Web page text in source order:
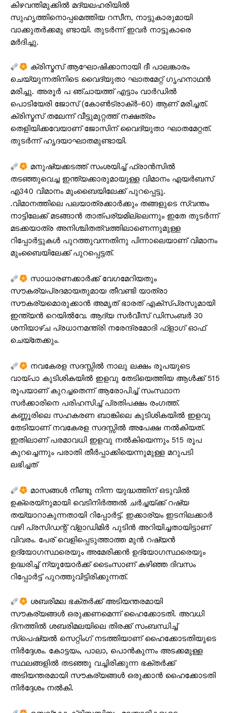
കിഴവന്തിമുക്കിൽ മദ്യലഹരിയിൽ
സുഹൃത്തിനൊപ്പമെത്തിയ റസീന, നാട്ടുകാരുമായി
വാക്കുതർക്കമു ണ്ടായി. തുടർന്ന് ഇവർ നാട്ടുകാരെ
മർദിച്ചു.
ക്രിസ്മസ് ആഘോഷിക്കാനായി ദീ പാലങ്കാരം
ചെയ്യുന്നതിനിടെ വൈദ്യുതാ ഘാതമേറ്റ് ഗൃഹനാഥൻ
മരിച്ചു. അരൂർ പ ഞ്ചായത്ത് എട്ടാം വാർഡിൽ
പൊടിയേരി ജോസ് (കോൺട്രാക്‌ർ-60) ആണ് മരിച്ചത്.
ക്രിസ്മസ് തലേന്ന് വീട്ടുമുറ്റത്ത് നക്ഷത്രം
തെളിയിക്കവേയാണ് ജോസിന് വൈദ്യുതാ ഘാതമേറ്റത്.
തുടർന്ന് ഹൃദയാഘാതമുണ്ടായി.
മനുഷ്യക്കടത്ത് സംശയിച്ച് ഫ്രാന്‍സില്‍
തടഞ്ഞുവെച്ച ഇന്ത്യക്കാരുമായുള്ള വിമാനം എയര്‍ബസ്
എ340 വിമാനം മുംബൈയിലേക്ക് പുറപ്പെട്ടു.
.വിമാനത്തിലെ പലയാത്രക്കാര്‍ക്കും തങ്ങളുടെ സ്വന്തം
നാട്ടിലേക്ക് മടങ്ങാന്‍ താത്പര്യമില്ലെന്നും ഇതേ തുടര്‍ന്ന്
മടക്കയാത്ര അനിശ്ചിതത്വത്തിലാണെന്നുമുള്ള
റിപ്പോര്‍ട്ടുകള്‍ പുറത്തുവന്നതിനു പിന്നാലെയാണ് വിമാനം
മുംബൈയിലേക്ക് പുറപ്പെട്ടത്.
സാധാരണക്കാര്‍ക്ക് വേഗമേറിയതും
സൗകര്യപ്രദമായതുമായ തീവണ്ടി യാത്രാ
സൗകര്യമൊരുക്കാന്‍ അമൃത് ഭാരത് എക്‌സ്പ്രസുമായി
ഇന്ത്യന്‍ റെയില്‍വേ. ആദ്യ സര്‍വീസ് ഡിസംബര്‍ 30
ശനിയാഴ്ച പ്രധാനമന്ത്രി നരേന്ദ്രമോദി ഫ്‌ളാഗ് ഓഫ്
ചെയ്‌തേക്കും.
നവകേരള സദസ്സിൽ നാലു ലക്ഷം രൂപയുടെ
വായ്‌പാ കുടിശികയിൽ ഇളവു തേടിയെത്തിയ ആൾക്ക് 515
രൂപയാണ് കുറച്ചതെന്ന് ആരോപിച്ച് സംസ്ഥാന
സർക്കാരിനെ പരിഹസിച്ച് പ്രതിപക്ഷം രംഗത്ത്.
കണ്ണൂരിലെ സഹകരണ ബാങ്കിലെ കുടിശികയിൽ ഇളവു
തേടിയാണ് നവകേരള സദസ്സിൽ അപേക്ഷ നല്‍കിയത്.
ഇതിലാണ് പരമാവധി ഇളവു നൽകിയെന്നും 515 രൂപ
കുറച്ചെന്നും പരാതി തീർപ്പാക്കിയെന്നുമുള്ള മറുപടി
ലഭിച്ചത്
മാസങ്ങള്‍ നീണ്ടു നിന്ന യുദ്ധത്തിന് ഒടുവില്‍
ഉക്രെയ്നുമായി വെടിനിര്‍ത്തല്‍ ചര്‍ച്ചയ്ക്ക് റഷ്യ
തയ്യാറാകുന്നതായി റിപ്പോര്‍ട്ട്. ഇക്കാര്യം ഇടനിലക്കാര്‍
വഴി പ്രസിഡന്റ് വ്‌ളാഡിമിര്‍ പുടിന്‍ അറിയിച്ചതായിട്ടാണ്
വിവരം. പേര് വെളിപ്പെടുത്താത്ത മുന്‍ റഷ്യന്‍
ഉദ്യോഗസ്ഥരെയും അമേരിക്കന്‍ ഉദ്യോഗസ്ഥരെയും
ഉദ്ധരിച്ച് ന്യൂയോര്‍ക്ക് ടൈംസാണ് കഴിഞ്ഞ ദിവസം
റിപ്പോര്‍ട്ട് പുറത്തുവിട്ടിരിക്കുന്നത്.
ശബരിമല ഭക്തര്‍ക്ക് അടിയന്തരമായി
സൗകര്യങ്ങള്‍ ഒരുക്കണമെന്ന് ഹൈക്കോടതി. അവധി
ദിനത്തില്‍ ശബരിമലയിലെ തിരക്ക് സംബന്ധിച്ച്
സ്‌പെഷ്യല്‍ സെറ്റിംഗ് നടത്തിയാണ് ഹൈക്കോടതിയുടെ
നിര്‍ദ്ദേശം. കോട്ടയം, പാലാ, പൊന്‍കുന്നം അടക്കമുള്ള
സ്ഥലങ്ങളില്‍ തടഞ്ഞു വച്ചിരിക്കുന്ന ഭക്തര്‍ക്ക്
അടിയന്തരമായി സൗകര്യങ്ങള്‍ ഒരുക്കാന്‍ ഹൈക്കോടതി
നിര്‍ദ്ദേശം നല്‍കി.